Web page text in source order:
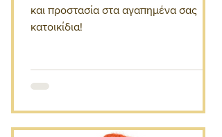
και προστασία στα αγαπημένα σας
κατοικίδια!